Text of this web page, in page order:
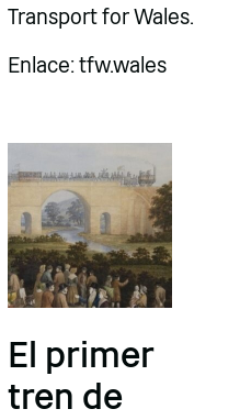
Transport for Wales.
Enlace: tfw.wales
El primer
tren de